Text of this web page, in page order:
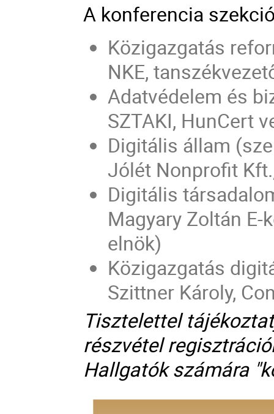
A konferencia
Közigazgatás
NKE,
Adatvédelem és
SZTAKI, HunCert
Digitális állam
Jólét Nonprofit
Digitális
Magyary Zoltán
elnök)
Közigazgatás
Szittner Károly,
Tisztelettel
részvétel
Hallgatók számára